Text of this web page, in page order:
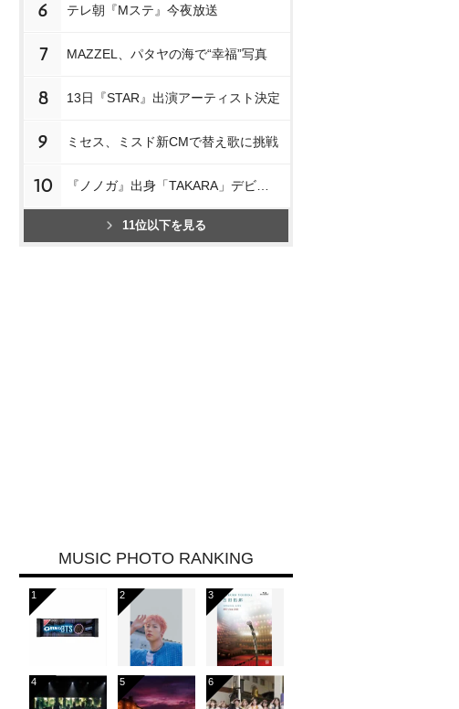
6 テレ朝『Mステ』今夜放送
7 MAZZEL、パタヤの海で“幸福”写真
8 13日『STAR』出演アーティスト決定
9 ミセス、ミスド新CMで替え歌に挑戦
10
11位以下を見る
MUSIC PHOTO RANKING